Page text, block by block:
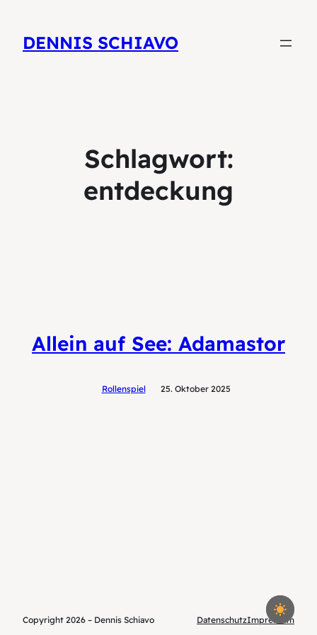
DENNIS SCHIAVO
Schlagwort:
entdeckung
Allein auf See: Adamastor
Rollenspiel 25. Oktober 2025
Copyright 2026 – Dennis Schiavo DatenschutzImpressum